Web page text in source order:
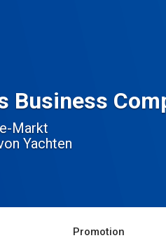
Markt
Yachten
Promotion